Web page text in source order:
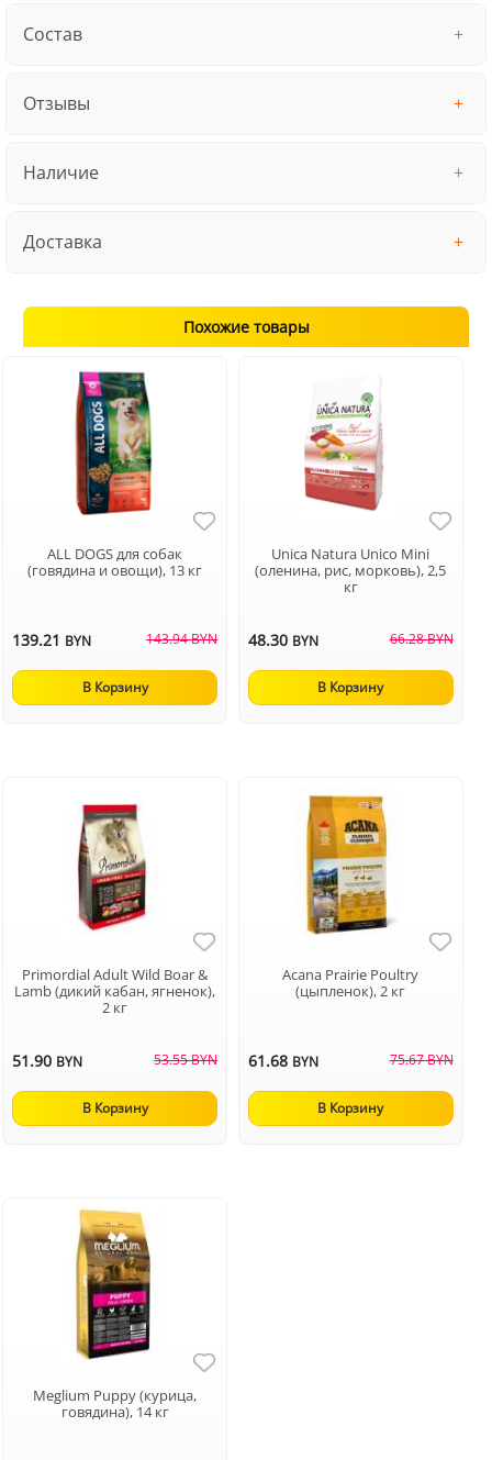
Состав
Отзывы
Наличие
Доставка
Похожие товары
ALL DOGS для собак
(говядина и овощи), 13 кг
139.21 BYN 143.94 BYN
В Корзину
Unica Natura Unico Mini
(оленина, рис, морковь), 2,5
кг
48.30 BYN 66.28 BYN
В Корзину
Primordial Adult Wild Boar &
Lamb (дикий кабан, ягненок),
2 кг
51.90 BYN 53.55 BYN
В Корзину
Acana Prairie Poultry
(цыпленок), 2 кг
61.68 BYN 75.67 BYN
В Корзину
Meglium Puppy (курица,
говядина), 14 кг